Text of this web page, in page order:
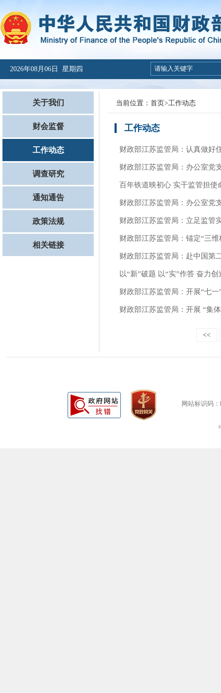
2026年08月06日 星期四
关于我们
财会监督
工作动态
调查研究
通知通告
政策法规
相关链接
当前位置： 首页>工作动态
工作动态
财政部江苏监管局：认真做好
财政部江苏监管局：办公室党
百年铁道映初心 实干监管担
财政部江苏监管局：办公室党
财政部江苏监管局：立足监管
财政部江苏监管局：锚定“三
财政部江苏监管局：赴中国第
以“新”破题 以“实”作答 奋力
财政部江苏监管局：开展“七一
财政部江苏监管局：开展 “集
<<
网站标识码